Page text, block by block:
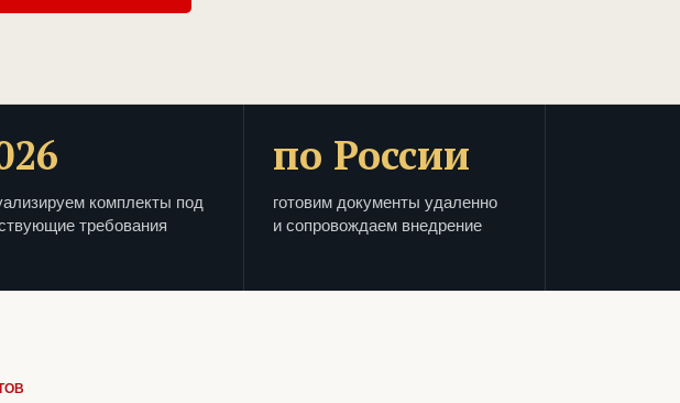
комплекты под
требования
по России
готовим документы удаленно
и сопровождаем внедрение